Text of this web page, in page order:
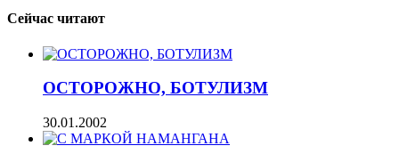
Сейчас читают
ОСТОРОЖНО, БОТУЛИЗМ
30.01.2002